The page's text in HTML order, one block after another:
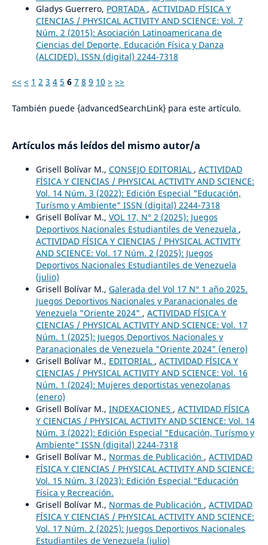
Gladys Guerrero, PORTADA , ACTIVIDAD FÍSICA Y
CIENCIAS / PHYSICAL ACTIVITY AND SCIENCE: Vol. 7
Núm. 2 (2015): Asociación Latinoamericana de
Ciencias del Deporte, Educación Física y Danza
(ALCIDED). ISSN (digital) 2244-7318
<< < 1 2 3 4 5 6 7 8 9 10 > >>
También puede {advancedSearchLink} para este artículo.
Artículos más leídos del mismo autor/a
Grisell Bolívar M., CONSEJO EDITORIAL , ACTIVIDAD
FÍSICA Y CIENCIAS / PHYSICAL ACTIVITY AND SCIENCE:
Vol. 14 Núm. 3 (2022): Edición Especial "Educación,
Turísmo y Ambiente" ISSN (digital) 2244-7318
Grisell Bolívar M., VOL 17, N° 2 (2025): Juegos
Deportivos Nacionales Estudiantiles de Venezuela ,
ACTIVIDAD FÍSICA Y CIENCIAS / PHYSICAL ACTIVITY
AND SCIENCE: Vol. 17 Núm. 2 (2025): Juegos
Deportivos Nacionales Estudiantiles de Venezuela
(julio)
Grisell Bolívar M., Galerada del Vol 17 N° 1 año 2025.
Juegos Deportivos Nacionales y Paranacionales de
Venezuela "Oriente 2024" , ACTIVIDAD FÍSICA Y
CIENCIAS / PHYSICAL ACTIVITY AND SCIENCE: Vol. 17
Núm. 1 (2025): Juegos Deportivos Nacionales y
Paranacionales de Venezuela "Oriente 2024" (enero)
Grisell Bolívar M., EDITORIAL , ACTIVIDAD FÍSICA Y
CIENCIAS / PHYSICAL ACTIVITY AND SCIENCE: Vol. 16
Núm. 1 (2024): Mujeres deportistas venezolanas
(enero)
Grisell Bolívar M., INDEXACIONES , ACTIVIDAD FÍSICA
Y CIENCIAS / PHYSICAL ACTIVITY AND SCIENCE: Vol. 14
Núm. 3 (2022): Edición Especial "Educación, Turísmo y
Ambiente" ISSN (digital) 2244-7318
Grisell Bolívar M., Normas de Publicación , ACTIVIDAD
FÍSICA Y CIENCIAS / PHYSICAL ACTIVITY AND SCIENCE:
Vol. 15 Núm. 3 (2023): Edición Especial “Educación
Física y Recreación.
Grisell Bolívar M., Normas de Publicación , ACTIVIDAD
FÍSICA Y CIENCIAS / PHYSICAL ACTIVITY AND SCIENCE:
Vol. 17 Núm. 2 (2025): Juegos Deportivos Nacionales
Estudiantiles de Venezuela (julio)